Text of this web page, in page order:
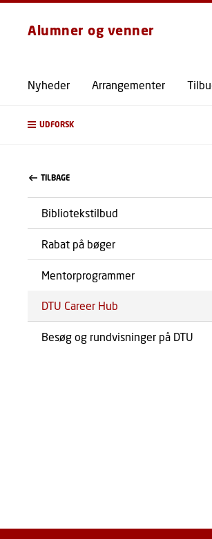
Alumner og venner
Nyheder Arrangementer
UDFORSK
TILBAGE
Bibliotekstilbud
Rabat på bøger
Mentorprogrammer
DTU Career Hub
Besøg og rundvisninger på DTU